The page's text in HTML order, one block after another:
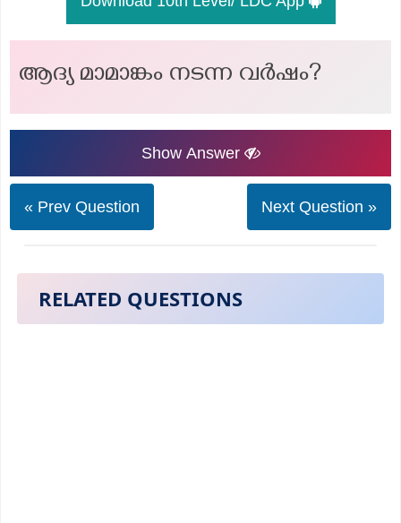
ആദ്യ മാമാങ്കം നടന്ന വര്‍ഷം?
Show Answer
« Prev Question Next Question »
RELATED QUESTIONS